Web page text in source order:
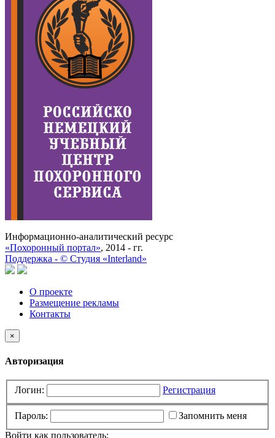
Информационно-аналитический ресурс
«Похоронный портал», 2014 - гг.
Поддержка - © Cтудия «Interland»
О проекте
Размещение рекламы
Контакты
×
Авторизация
Логин: Регистрация
Пароль:
Запомнить меня
Войти как пользователь: